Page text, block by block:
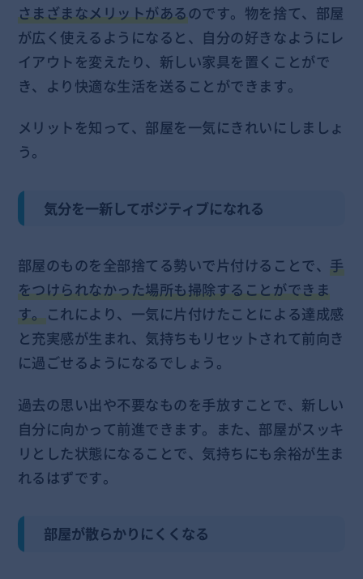
さまざまなメリットがあるのです。物を捨て、部屋
が広く使えるようになると、自分の好きなようにレ
イアウトを変えたり、新しい家具を置くことがで
き、より快適な生活を送ることができます。
メリットを知って、部屋を一気にきれいにしましょ
う。
気分を一新してポジティブになれる
部屋のものを全部捨てる勢いで片付けることで、手
をつけられなかった場所も掃除することができま
す。これにより、一気に片付けたことによる達成感
と充実感が生まれ、気持ちもリセットされて前向き
に過ごせるようになるでしょう。
過去の思い出や不要なものを手放すことで、新しい
自分に向かって前進できます。また、部屋がスッキ
リとした状態になることで、気持ちにも余裕が生ま
れるはずです。
部屋が散らかりにくくなる